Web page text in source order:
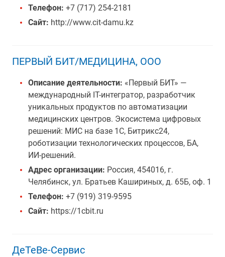
Телефон: +7 (717) 254-2181
Сайт: http://www.cit-damu.kz
ПЕРВЫЙ БИТ/МЕДИЦИНА, ООО
Описание деятельности: «Первый БИТ» —
международный IT-интегратор, разработчик
уникальных продуктов по автоматизации
медицинских центров. Экосистема цифровых
решений: МИС на базе 1С, Битрикс24,
роботизации технологических процессов, БА,
ИИ-решений.
Адрес организации: Россия, 454016, г.
Челябинск, ул. Братьев Кашириных, д. 65Б, оф. 1
Телефон: +7 (919) 319-9595
Сайт: https://1cbit.ru
ДеТеВе-Сервис